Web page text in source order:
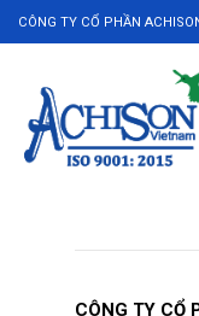
Skip
to
CÔNG TY CỔ PHẦN
CÔNG TY CỔ